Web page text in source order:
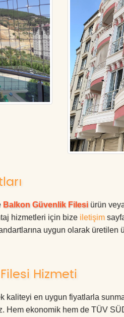
Balkon Güvenlik Filesi ürün
hizmetleri için bize iletişim
uygun olarak üretilen
Hizmeti
en uygun fiyatlarla
Hem ekonomik hem de TÜV